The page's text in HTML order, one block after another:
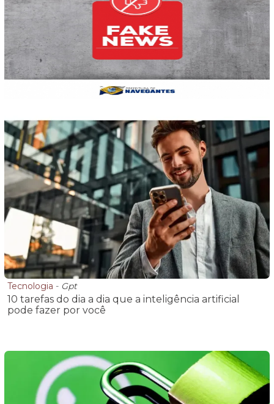
Tecnologia - Gpt
10 tarefas do dia a dia que a inteligência artificial
pode fazer por você